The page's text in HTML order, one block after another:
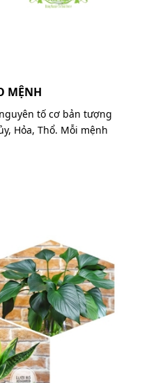
MỆNH
tố cơ bản tượng
Hỏa, Thổ. Mỗi mệnh